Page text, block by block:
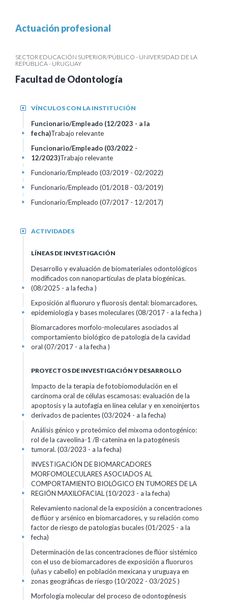
Actuación profesional
SECTOR EDUCACIÓN SUPERIOR/PÚBLICO - UNIVERSIDAD DE LA
REPÚBLICA - URUGUAY
Facultad de Odontología
VÍNCULOS CON LA INSTITUCIÓN
+
Funcionario/Empleado (12/2023 - a la
fecha)Trabajo relevante
+
Funcionario/Empleado (03/2022 -
12/2023)Trabajo relevante
+
Funcionario/Empleado (03/2019 - 02/2022)
+
Funcionario/Empleado (01/2018 - 03/2019)
+
Funcionario/Empleado (07/2017 - 12/2017)
+
ACTIVIDADES
+
LÍNEAS DE INVESTIGACIÓN
Desarrollo y evaluación de biomateriales odontológicos
modificados con nanopartículas de plata biogénicas.
(08/2025 - a la fecha )
+
Exposición al fluoruro y fluorosis dental: biomarcadores,
epidemiología y bases moleculares (08/2017 - a la fecha )
+
Biomarcadores morfolo-moleculares asociados al
comportamiento biológico de patología de la cavidad
oral (07/2017 - a la fecha )
+
PROYECTOS DE INVESTIGACIÓN Y DESARROLLO
Impacto de la terapia de fotobiomodulación en el
carcinoma oral de células escamosas: evaluación de la
apoptosis y la autofagia en línea celular y en xenoinjertos
derivados de pacientes (03/2024 - a la fecha)
+
Análisis génico y proteómico del mixoma odontogénico:
rol de la caveolina-1 /B-catenina en la patogénesis
tumoral. (03/2023 - a la fecha)
+
INVESTIGACIÓN DE BIOMARCADORES
MORFOMOLECULARES ASOCIADOS AL
COMPORTAMIENTO BIOLÓGICO EN TUMORES DE LA
REGIÓN MAXILOFACIAL (10/2023 - a la fecha)
+
Relevamiento nacional de la exposición a concentraciones
de flúor y arsénico en biomarcadores, y su relación como
factor de riesgo de patologías bucales (01/2025 - a la
fecha)
+
Determinación de las concentraciones de flúor sistémico
con el uso de biomarcadores de exposición a fluoruros
(uñas y cabello) en población mexicana y uruguaya en
zonas geográficas de riesgo (10/2022 - 03/2025 )
+
Morfología molecular del proceso de odontogénesis